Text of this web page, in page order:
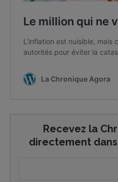
Recevez la
directement